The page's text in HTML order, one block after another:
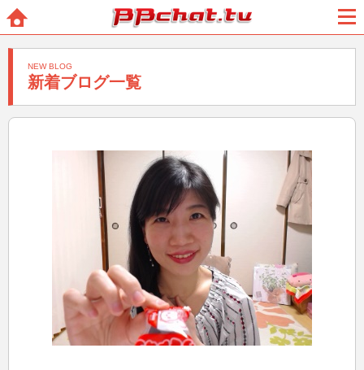
BBchatTV
新着ブログ一覧
NEW BLOG